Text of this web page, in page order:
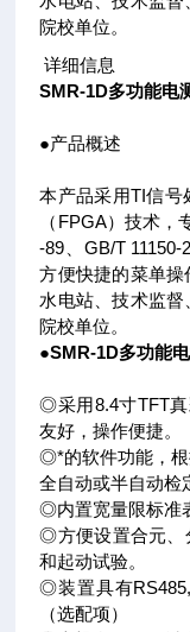
院校单位。
详细信息
SMR-1D多功能电
●产品概述
本产品采用TI信号
（FPGA）技术
-89、GB/T 11150-
方便快捷的菜单操
水电站、技术监
院校单位。
●SMR-1D多功能
◎采用8.4寸TFT
友好，操作便捷。
◎*的软件功能，
全自动或半自动检
◎内置宽量限标准
◎方便设置合元、
和起动试验。
◎装置具有
（选配项）